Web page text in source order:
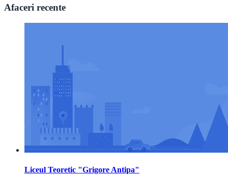
Afaceri recente
Liceul Teoretic "Grigore Antipa"